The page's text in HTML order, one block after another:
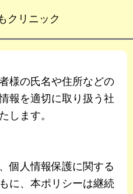
クリニック
様の氏名や住所などの
報を適切に取り扱う社
します。
個人情報保護に関する
に、本ポリシーは継続